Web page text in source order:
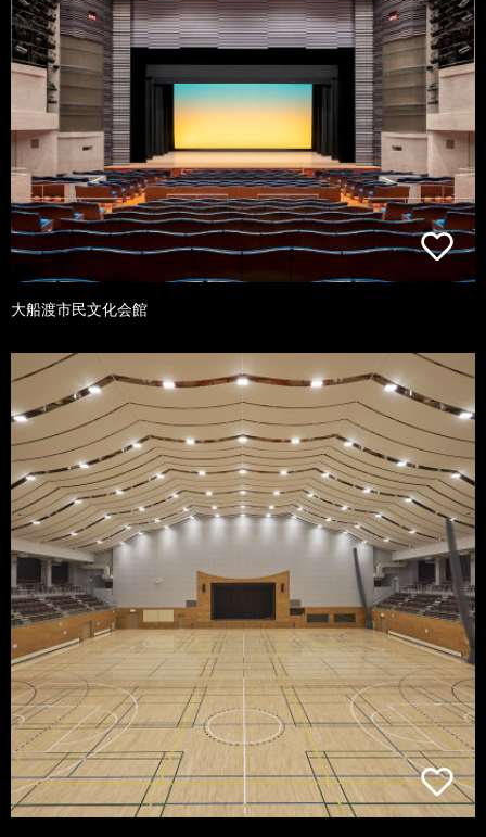
大船渡市民文化会館